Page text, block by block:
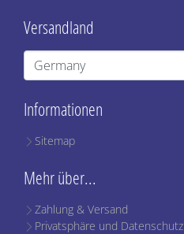
Informationen
Sitemap
Mehr über...
Zahlung & Versand
Privatsphäre und Datenschutz
Versandland